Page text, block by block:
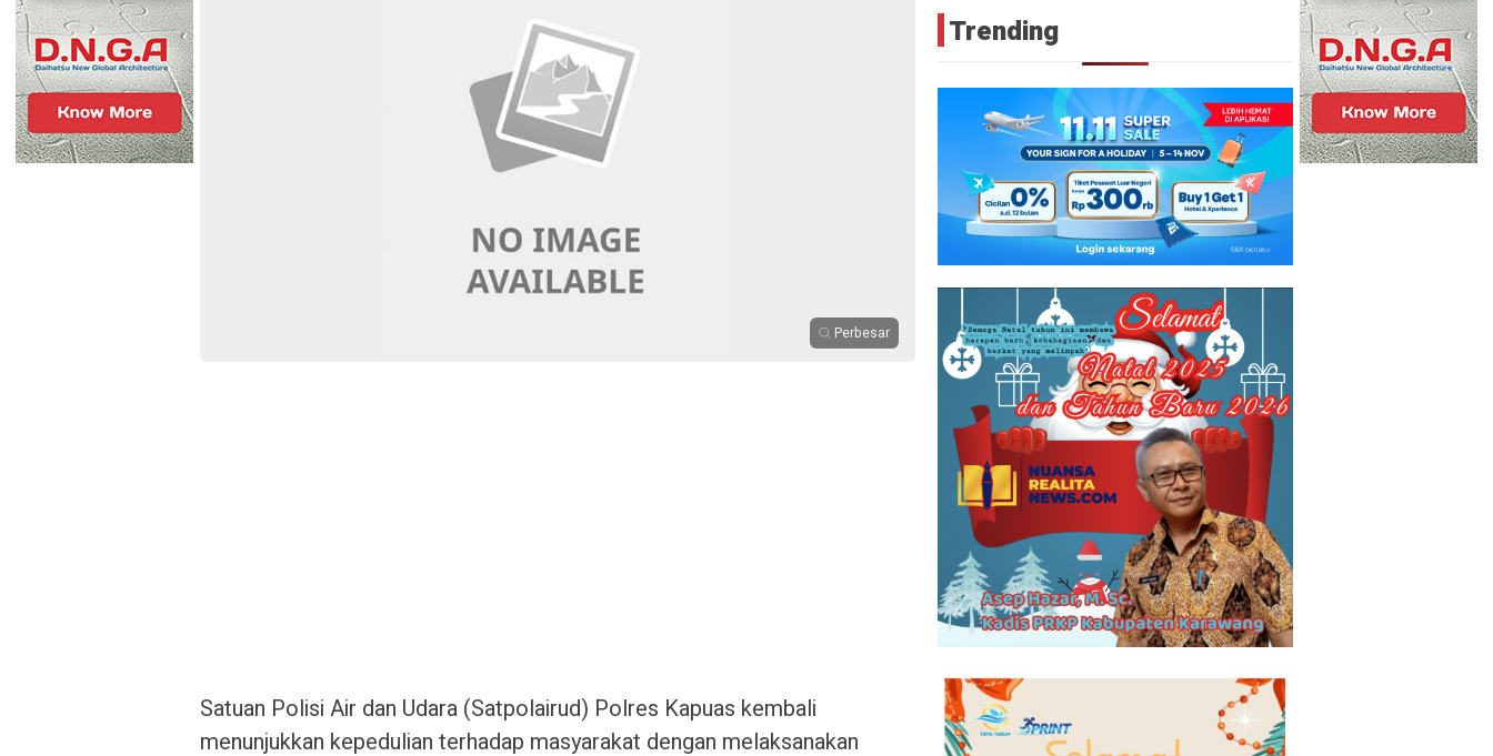
Perbesar
Satuan Polisi Air dan Udara (Satpolairud) Polres Kapuas kembali
menunjukkan kepedulian terhadap masyarakat dengan melaksanakan
Trending